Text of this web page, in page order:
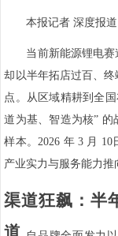
本报记者 深度报道
当前新能源锂电
却以半年拓店过百、
点。从区域精耕到全
道为基、智造为核”
样本。2026 年 3 月
产业实力与服务能力推
渠道狂飙：半
道